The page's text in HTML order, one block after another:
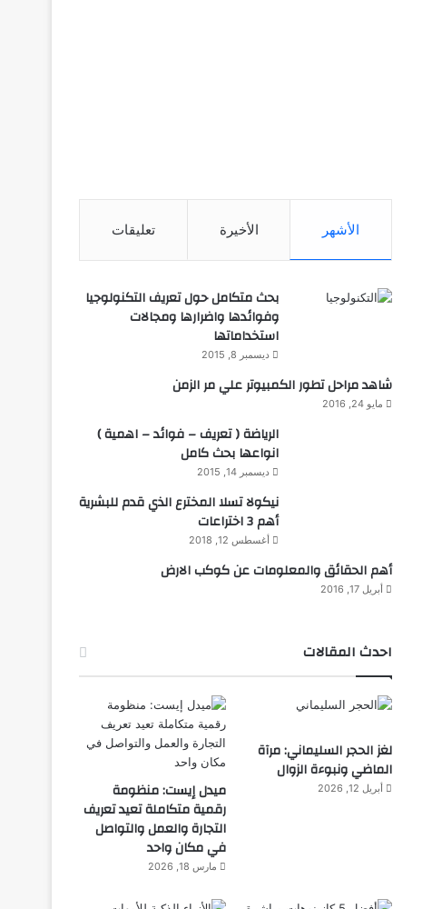
الأشهر الأخيرة تعليقات
بحث متكامل حول تعريف التكنولوجيا
وفوائدها واضرارها ومجالات
استخداماتها
ديسمبر 8, 2015
شاهد مراحل تطور الكمبيوتر علي مر الزمن
مايو 24, 2016
الرياضة ( تعريف – فوائد – اهمية )
انواعها بحث كامل
ديسمبر 14, 2015
نيكولا تسلا المخترع الذي قدم للبشرية
أهم 3 اختراعات
أغسطس 12, 2018
أهم الحقائق والمعلومات عن كوكب الارض
أبريل 17, 2016
احدث المقالات
لغز الحجر السليماني: مرآة
الماضي ونبوءة الزوال
أبريل 12, 2026
ميدل إيست: منظومة
رقمية متكاملة تعيد تعريف
التجارة والعمل والتواصل
في مكان واحد
مارس 18, 2026